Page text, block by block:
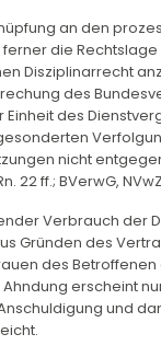
an den
ferner die Rechtslage
Disziplinarrecht
des
des
nicht
22 ff.; BVerwG,
Verbrauch der
Gründen des
des Betroffenen
erscheint
und